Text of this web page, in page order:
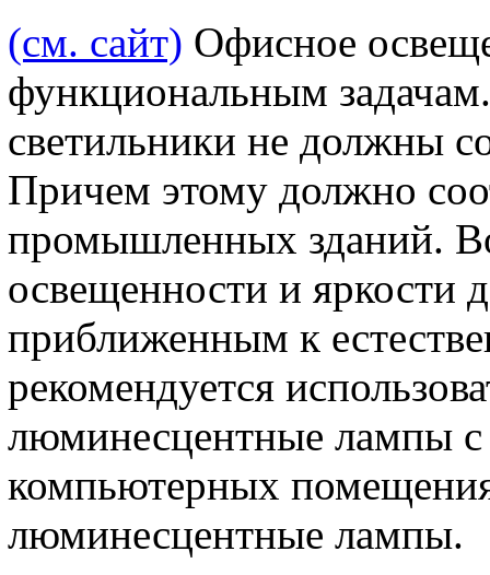
(см. сайт) Офисное
функциональным
светильники не должны
Причем этому должно
промышленных зданий.
освещенности и яркости
приближенным к
рекомендуется
люминесцентные лампы
компьютерных
люминесцентные лампы.